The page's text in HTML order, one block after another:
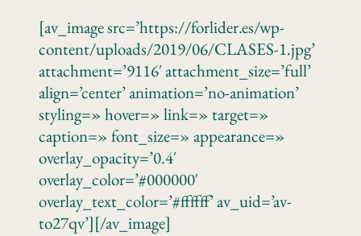
[av_image src=’https://forlider.es/wp-
content/uploads/2019/06/CLASES-1.jpg’
attachment=’9116′ attachment_size=’full’
align=’center’ animation=’no-animation’
styling=» hover=» link=» target=»
caption=» font_size=» appearance=»
overlay_opacity=’0.4′
overlay_color=’#000000′
overlay_text_color=’#ffffff’ av_uid=’av-
to27qv’][/av_image]